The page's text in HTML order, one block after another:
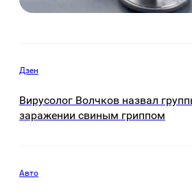
Дзен
Вирусолог Волчков назвал
заражении свиным гриппом
Авто